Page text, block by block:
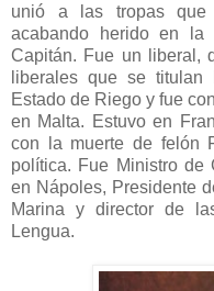
unió a las tropas que
acabando herido en la
Capitán. Fue un liberal,
liberales que se
Estado de Riego y fue
en Malta. Estuvo en
con la muerte de felón
política. Fue Ministro de
en Nápoles, Presidente
Marina y director de
Lengua.